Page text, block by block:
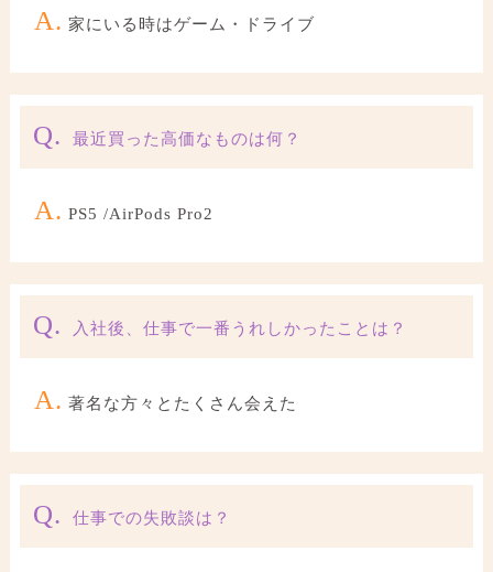
A. 家にいる時はゲーム・ドライブ
Q. 最近買った高価なものは何？
A. PS5 /AirPods Pro2
Q. 入社後、仕事で一番うれしかったことは？
A. 著名な方々とたくさん会えた
Q. 仕事での失敗談は？